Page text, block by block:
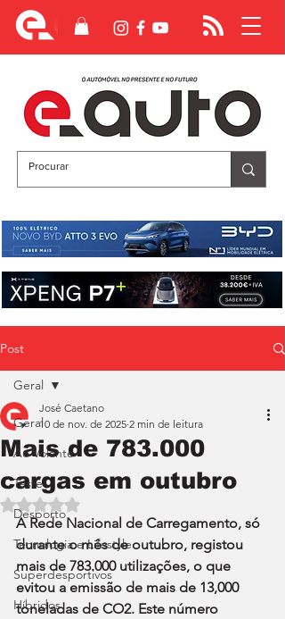
Post
Geral
Ao Volante
Teste
Desporto
Tecnologia e Lifestyle
Superdesportivos
Híbridos
Geral
Mais de 783.000
cargas em outubro
José Caetano
10 de nov. de 2025 2 min de leitura
Avaliado com NaN de 5 estrelas.
A Rede Nacional de Carregamento, só
durante o mês de outubro, registou
mais de 783.000 utilizações, o que
evitou a emissão de mais de 13,000
toneladas de CO2. Este número